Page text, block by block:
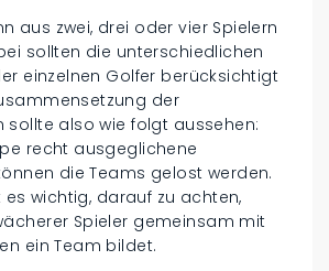
aus zwei, drei oder vier Spielern
sollten die unterschiedlichen
einzelnen Golfer berücksichtigt
der
sollte also wie folgt aussehen:
recht ausgeglichene
die Teams gelost werden.
es wichtig, darauf zu achten,
Spieler gemeinsam mit
ein Team bildet.